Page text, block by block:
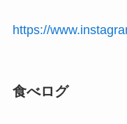
https://
食べログ